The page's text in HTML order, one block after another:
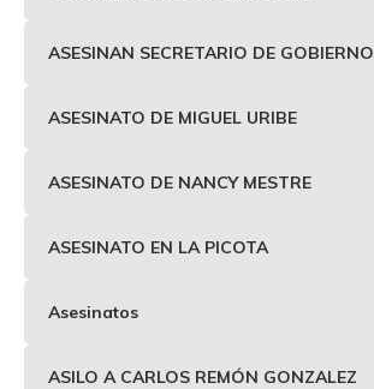
ASESINAN SECRETARIO DE GOBIERNO
ASESINATO DE MIGUEL URIBE
ASESINATO DE NANCY MESTRE
ASESINATO EN LA PICOTA
Asesinatos
ASILO A CARLOS REMÓN GONZALEZ